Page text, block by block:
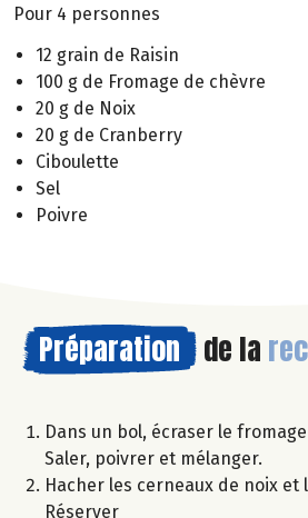
Pour 4 personnes
12 grain de Raisin
100 g de Fromage de chèvre
20 g de Noix
20 g de Cranberry
Ciboulette
Sel
Poivre
Préparation de la
Dans un bol, écraser le
Saler, poivrer et mélanger.
Hacher les cerneaux de noix et
Réserver